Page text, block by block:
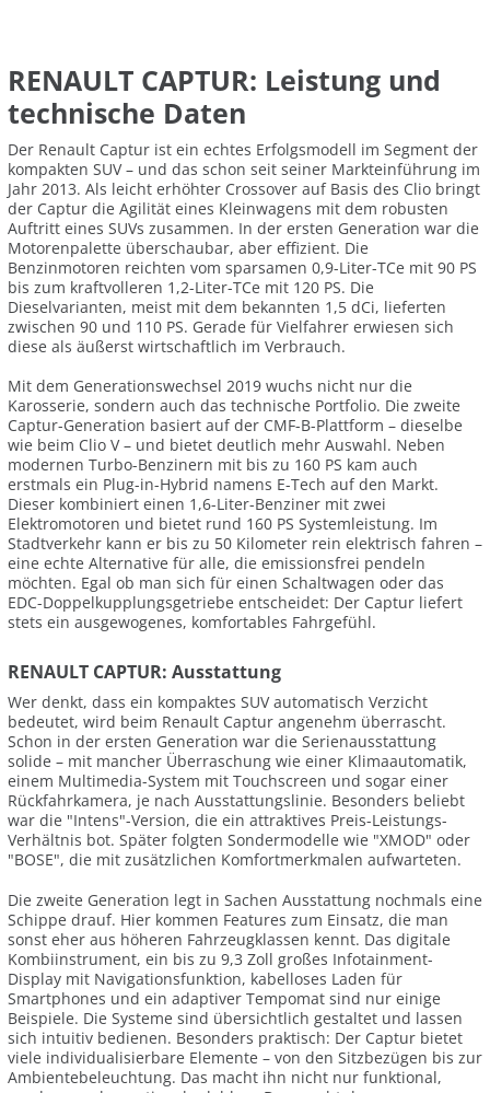
RENAULT CAPTUR: Leistung und
technische Daten
Der Renault Captur ist ein echtes Erfolgsmodell im Segment der
kompakten SUV – und das schon seit seiner Markteinführung im
Jahr 2013. Als leicht erhöhter Crossover auf Basis des Clio bringt
der Captur die Agilität eines Kleinwagens mit dem robusten
Auftritt eines SUVs zusammen. In der ersten Generation war die
Motorenpalette überschaubar, aber effizient. Die
Benzinmotoren reichten vom sparsamen 0,9-Liter-TCe mit 90 PS
bis zum kraftvolleren 1,2-Liter-TCe mit 120 PS. Die
Dieselvarianten, meist mit dem bekannten 1,5 dCi, lieferten
zwischen 90 und 110 PS. Gerade für Vielfahrer erwiesen sich
diese als äußerst wirtschaftlich im Verbrauch.
Mit dem Generationswechsel 2019 wuchs nicht nur die
Karosserie, sondern auch das technische Portfolio. Die zweite
Captur-Generation basiert auf der CMF-B-Plattform – dieselbe
wie beim Clio V – und bietet deutlich mehr Auswahl. Neben
modernen Turbo-Benzinern mit bis zu 160 PS kam auch
erstmals ein Plug-in-Hybrid namens E-Tech auf den Markt.
Dieser kombiniert einen 1,6-Liter-Benziner mit zwei
Elektromotoren und bietet rund 160 PS Systemleistung. Im
Stadtverkehr kann er bis zu 50 Kilometer rein elektrisch fahren –
eine echte Alternative für alle, die emissionsfrei pendeln
möchten. Egal ob man sich für einen Schaltwagen oder das
EDC-Doppelkupplungsgetriebe entscheidet: Der Captur liefert
stets ein ausgewogenes, komfortables Fahrgefühl.
RENAULT CAPTUR: Ausstattung
Wer denkt, dass ein kompaktes SUV automatisch Verzicht
bedeutet, wird beim Renault Captur angenehm überrascht.
Schon in der ersten Generation war die Serienausstattung
solide – mit mancher Überraschung wie einer Klimaautomatik,
einem Multimedia-System mit Touchscreen und sogar einer
Rückfahrkamera, je nach Ausstattungslinie. Besonders beliebt
war die "Intens"-Version, die ein attraktives Preis-Leistungs-
Verhältnis bot. Später folgten Sondermodelle wie "XMOD" oder
"BOSE", die mit zusätzlichen Komfortmerkmalen aufwarteten.
Die zweite Generation legt in Sachen Ausstattung nochmals eine
Schippe drauf. Hier kommen Features zum Einsatz, die man
sonst eher aus höheren Fahrzeugklassen kennt. Das digitale
Kombiinstrument, ein bis zu 9,3 Zoll großes Infotainment-
Display mit Navigationsfunktion, kabelloses Laden für
Smartphones und ein adaptiver Tempomat sind nur einige
Beispiele. Die Systeme sind übersichtlich gestaltet und lassen
sich intuitiv bedienen. Besonders praktisch: Der Captur bietet
viele individualisierbare Elemente – von den Sitzbezügen bis zur
Ambientebeleuchtung. Das macht ihn nicht nur funktional,